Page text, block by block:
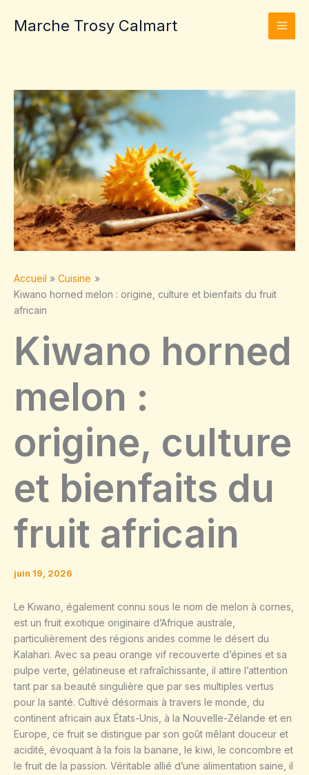
Marche Trosy Calmart
Accueil
Cuisine
Kiwano horned melon : origine, culture et bienfaits du fruit
africain
Kiwano horned
melon :
origine, culture
et bienfaits du
fruit africain
juin 19, 2026
Le Kiwano, également connu sous le nom de melon à cornes,
est un fruit exotique originaire d’Afrique australe,
particulièrement des régions arides comme le désert du
Kalahari. Avec sa peau orange vif recouverte d’épines et sa
pulpe verte, gélatineuse et rafraîchissante, il attire l’attention
tant par sa beauté singulière que par ses multiples vertus
pour la santé. Cultivé désormais à travers le monde, du
continent africain aux États-Unis, à la Nouvelle-Zélande et en
Europe, ce fruit se distingue par son goût mêlant douceur et
acidité, évoquant à la fois la banane, le kiwi, le concombre et
le fruit de la passion. Véritable allié d’une alimentation saine, il